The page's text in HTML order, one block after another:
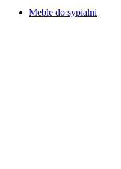
Meble do sypialni